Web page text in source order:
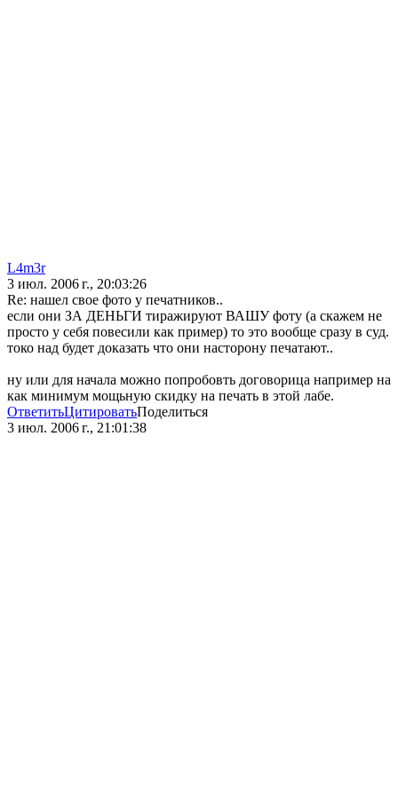
L4m3r
3 июл. 2006 г., 20:03:26
Re: нашел свое фото у печатников..
если они ЗА ДЕНЬГИ тиражируют ВАШУ фоту (а скажем не
просто у себя повесили как пример) то это вообще сразу в суд.
токо над будет доказать что они насторону печатают..
ну или для начала можно попробовть договорица например на
как минимум мощьную скидку на печать в этой лабе.
ОтветитьЦитироватьПоделиться
3 июл. 2006 г., 21:01:38